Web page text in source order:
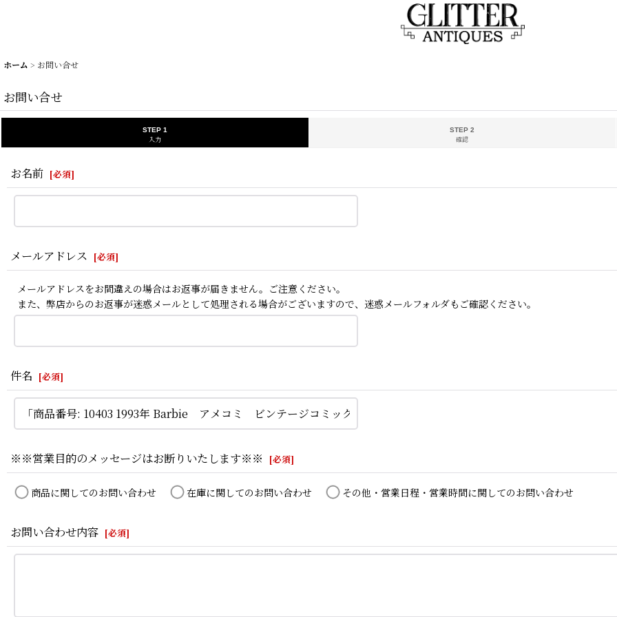
ホーム > お問い合せ
お問い合せ
STEP 1
入力
STEP 2
確認
お名前 [必須]
メールアドレス [必須]
メールアドレスをお間違えの場合はお返事が届きません。ご注意ください。
また、弊店からのお返事が迷惑メールとして処理される場合がございますので、迷惑メールフォルダもご確認ください。
件名 [必須]
※※営業目的のメッセージはお断りいたします※※ [必須]
商品に関してのお問い合わせ 在庫に関してのお問い合わせ その他・営業日程・営業時間に関してのお問い合わせ
お問い合わせ内容 [必須]